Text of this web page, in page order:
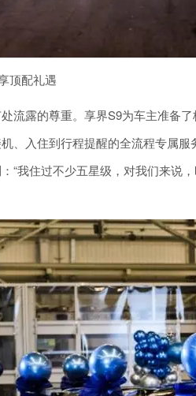
顶配礼遇
流露的尊重。享界S9为车主准备
、入住到行程提醒的全流程专属
“我住过不少五星级，对我们来说